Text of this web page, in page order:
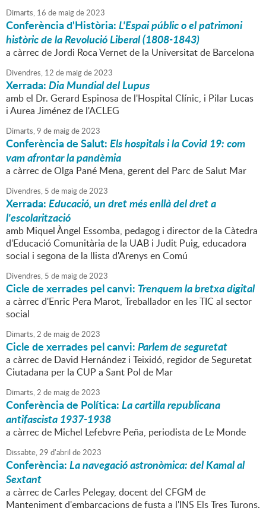
Dimarts, 16 de maigde2023
Conferència d'Història:L'Espai públic o el patrimoni
històric de la Revolució Liberal (1808-1843)
a càrrec de Jordi Roca Vernet de la Universitat de Barcelona
Divendres, 12 de maigde2023
Xerrada:Dia Mundial del Lupus
amb el Dr. Gerard Espinosa de l'Hospital Clínic, i Pilar Lucas
i Aurea Jiménez de l'ACLEG
Dimarts,9 de maigde2023
Conferència de Salut:Els hospitals i la Covid 19: com
vam afrontar la pandèmia
a càrrec de Olga Pané Mena, gerent del Parc de Salut Mar
Divendres, 5 de maigde2023
Xerrada:Educació, un dret més enllà del dret a
l'escolarització
amb Miquel Àngel Essomba, pedagog i director de la Càtedra
d'Educació Comunitària de la UAB i Judit Puig, educadora
social i segona de la llista d'Arenys en Comú
Divendres, 5 de maigde2023
Cicle de xerrades pel canvi: Trenquem la bretxa digital
a càrrec d'Enric Pera Marot, Treballador en les TIC al sector
social
Dimarts,2 de maigde2023
Cicle de xerrades pel canvi:Parlem de seguretat
a càrrec de David Hernández i Teixidó, regidor de Seguretat
Ciutadana per la CUP a Sant Pol de Mar
Dimarts,2 de maigde2023
Conferència de Política:La cartilla republicana
antifascista 1937-1938
a càrrec de Michel Lefebvre Peña, periodista de Le Monde
Dissabte,29 d'abril de2023
Conferència:La navegació astronòmica: del Kamal al
Sextant
a càrrec de Carles Pelegay, docent del CFGM de
Manteniment d'embarcacions de fusta a l'INS Els Tres Turons.